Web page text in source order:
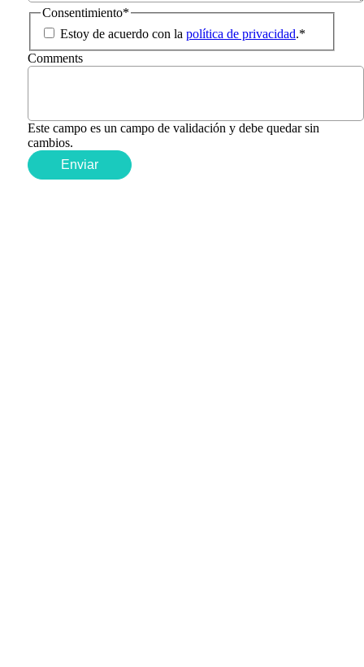
Consentimiento*
Estoy de acuerdo con la política de privacidad.*
Comments
Este campo es un campo de validación y debe quedar sin
cambios.